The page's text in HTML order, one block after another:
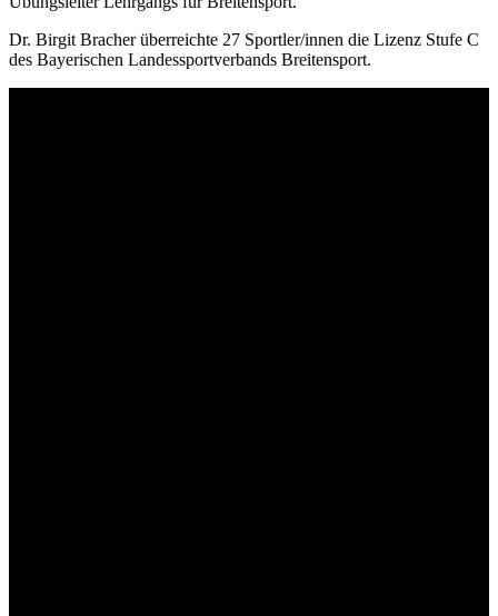
Dr. Birgit Bracher über­reichte 27 Sportler/​innen die Lizenz Stufe C
des Baye­ri­schen Landes­sport­ver­bands Breitensport.